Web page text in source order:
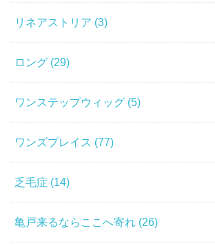
リネアストリア (3)
ロング (29)
ワンステップウィッグ (5)
ワンズプレイス (77)
乏毛症 (14)
亀戸来るならここへ寄れ (26)